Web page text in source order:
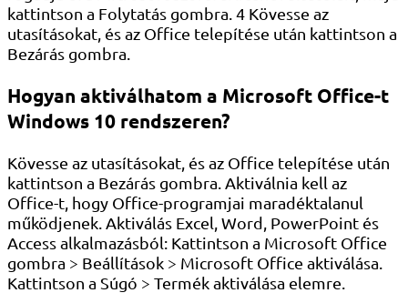
kattintson a Folytatás gombra. 4 Kövesse az
utasításokat, és az Office telepítése után kattintson a
Bezárás gombra.
Hogyan aktiválhatom a Microsoft Office-t
Windows 10 rendszeren?
Kövesse az utasításokat, és az Office telepítése után
kattintson a Bezárás gombra. Aktiválnia kell az
Office-t, hogy Office-programjai maradéktalanul
működjenek. Aktiválás Excel, Word, PowerPoint és
Access alkalmazásból: Kattintson a Microsoft Office
gombra > Beállítások > Microsoft Office aktiválása.
Kattintson a Súgó > Termék aktiválása elemre.